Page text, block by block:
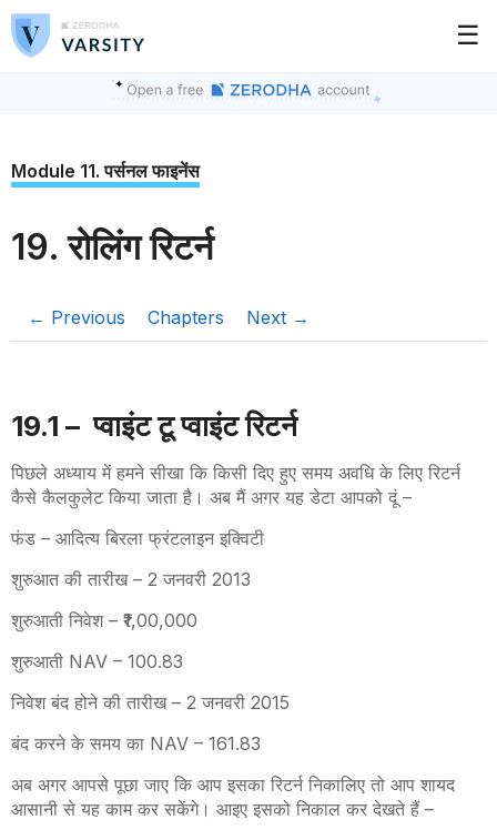
☰
Module 11. पर्सनल फाइनेंस
19. रोलिंग रिटर्न
← Previous Chapters Next →
19.1 – प्वाइंट टू प्वाइंट रिटर्न
पिछले अध्याय में हमने सीखा कि किसी दिए हुए समय अवधि के लिए रिटर्न
कैसे कैलकुलेट किया जाता है। अब मैं अगर यह डेटा आपको दूं –
फंड – आदित्य बिरला फ्रंटलाइन इक्विटी
शुरुआत की तारीख – 2 जनवरी 2013
शुरुआती निवेश – ₹1,00,000
शुरुआती NAV – 100.83
निवेश बंद होने की तारीख – 2 जनवरी 2015
बंद करने के समय का NAV – 161.83
अब अगर आपसे पूछा जाए कि आप इसका रिटर्न निकालिए तो आप शायद
आसानी से यह काम कर सकेंगे। आइए इसको निकाल कर देखते हैं –